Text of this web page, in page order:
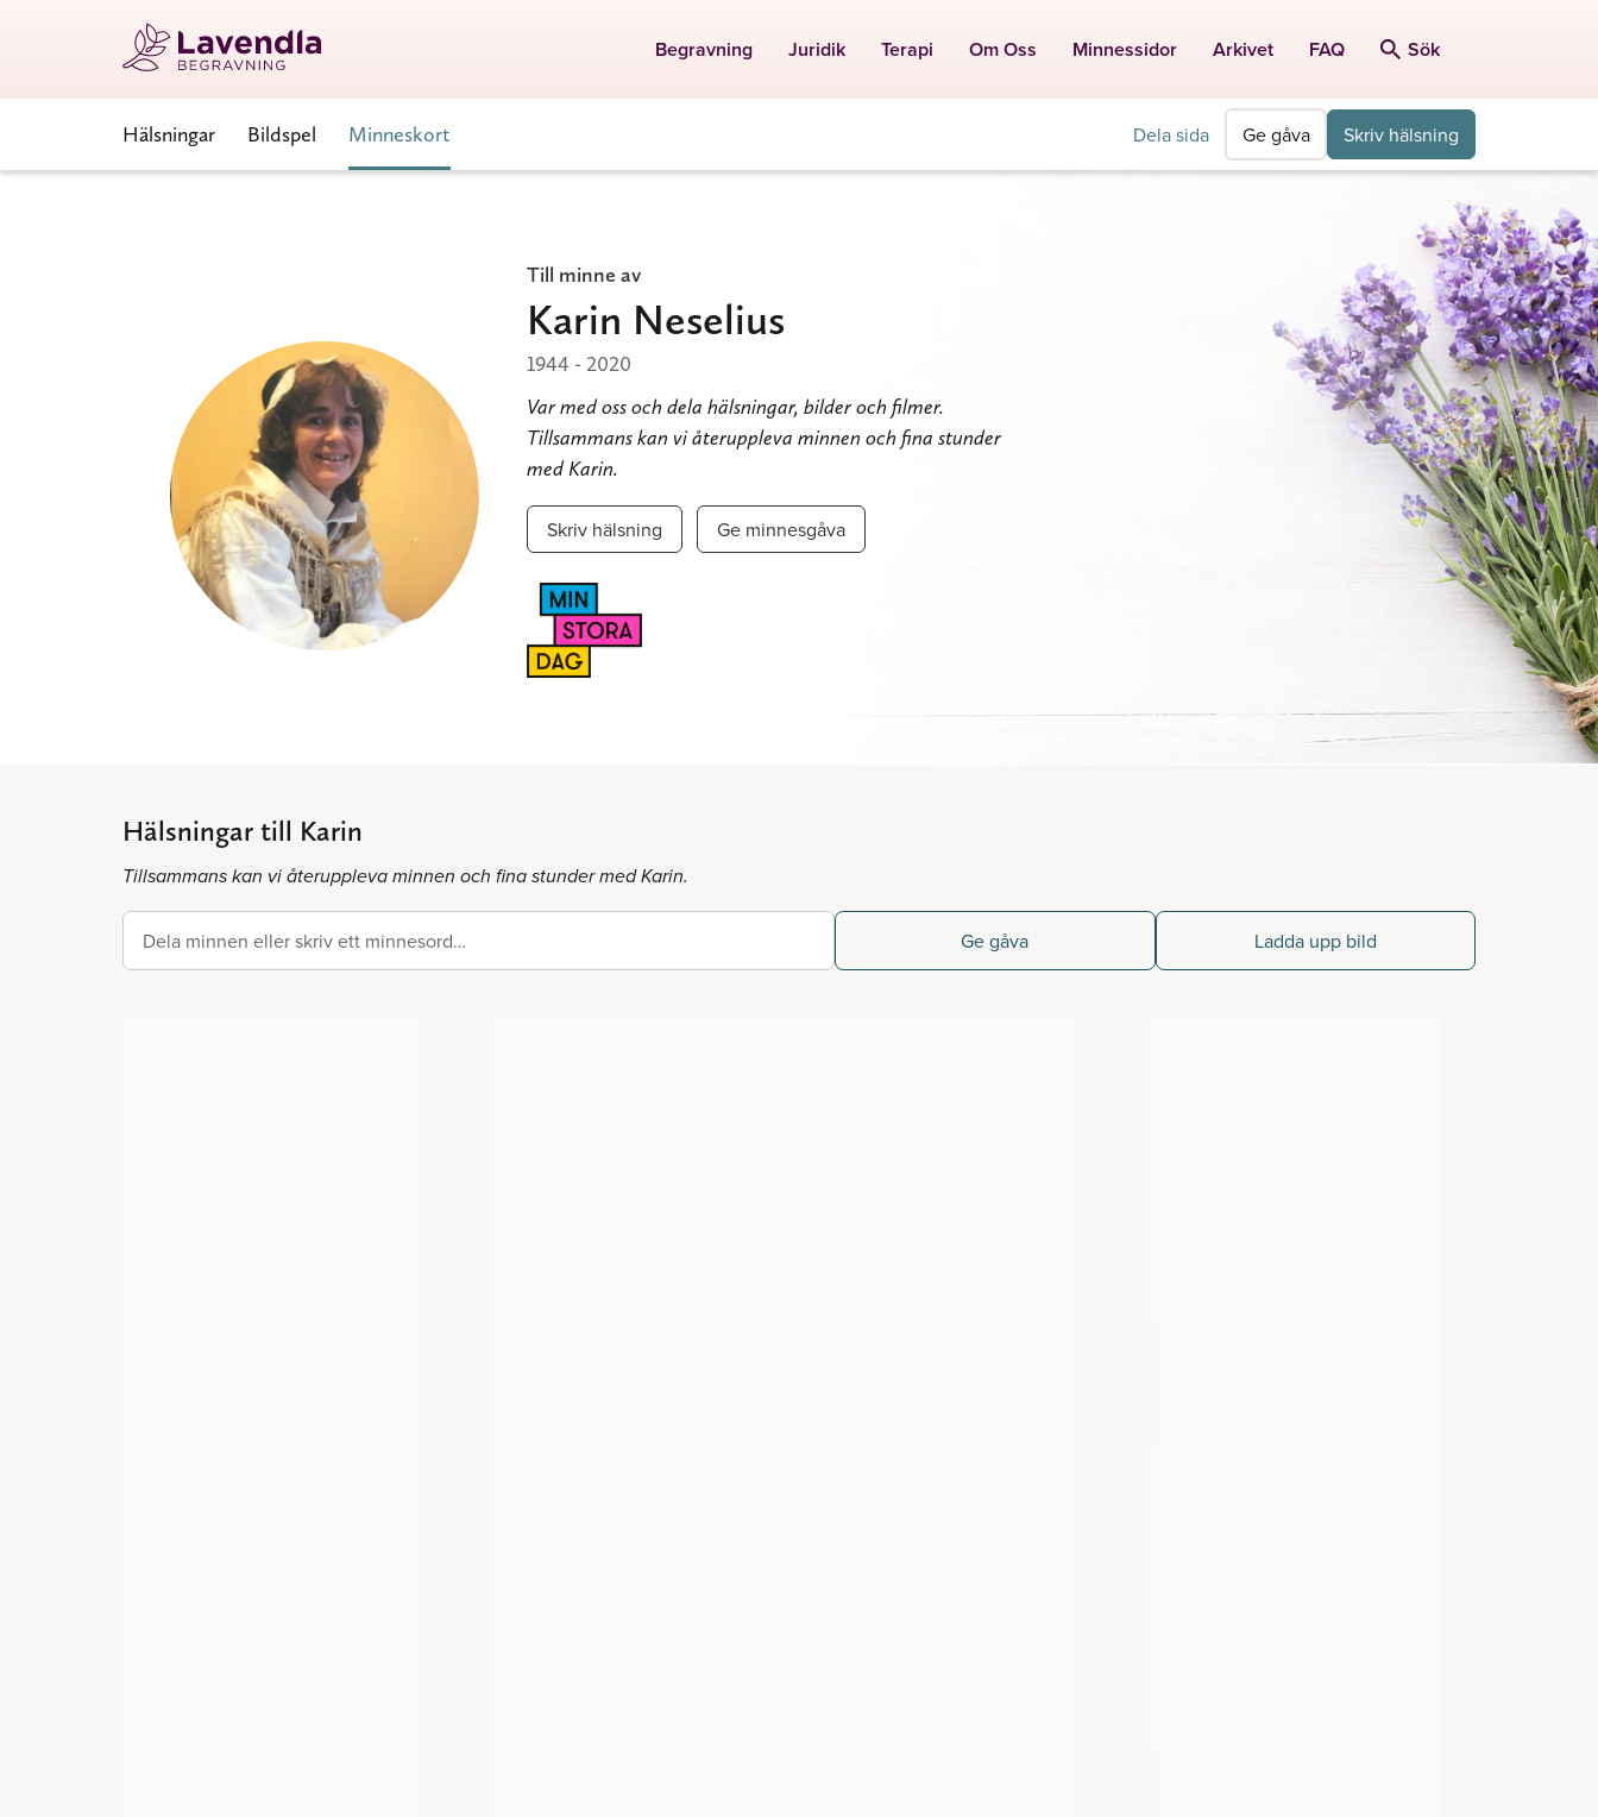
Begravning Juridik Terapi Om Oss Minnessidor Arkivet FAQ Sök
Hälsningar Bildspel Minneskort Dela sida Ge gåva Skriv hälsning
Till minne av
Karin Neselius
1944 - 2020
Var med oss och dela hälsningar, bilder och filmer.
Tillsammans kan vi återuppleva minnen och fina stunder
med Karin.
Skriv hälsning Ge minnesgåva
Hälsningar till Karin
Tillsammans kan vi återuppleva minnen och fina stunder med Karin.
Dela minnen eller skriv ett minnesord… Ge gåva Ladda upp bild